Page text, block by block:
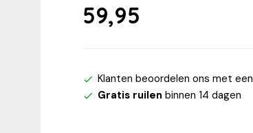
59,95
Klanten beoordelen ons met een
Gratis ruilen binnen 14 dagen